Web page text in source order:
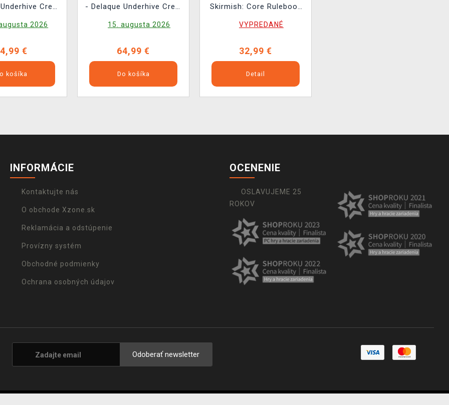
Crew
2026
€
košíka
- Delaque Underhive Crew
15. augusta 2026
64,99 €
Do košíka
Skirmish: Core Rulebook
VYPREDANÉ
32,99 €
Detail
INFORMÁCIE
Kontaktujte nás
O obchode Xzone.sk
Reklamácia a odstúpenie
Provízny systém
Obchodné podmienky
Ochrana osobných údajov
OCENENIE
OSLAVUJEME 25
ROKOV
Odoberať newsletter